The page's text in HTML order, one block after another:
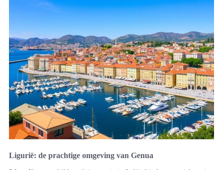
Ligurië: de prachtige omgeving van Genua